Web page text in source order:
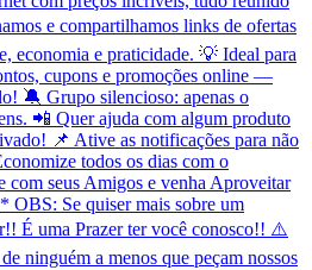
e compartilhamos links de ofertas
economia e praticidade. 💡 Ideal para
cupons e promoções online —
🔕 Grupo silencioso: apenas o
📲 Quer ajuda com algum produto
📌 Ative as notificações para não
todos os dias com o
seus Amigos e venha Aproveitar
OBS: Se quiser mais sobre um
É uma Prazer ter você conosco!! ⚠️
ninguém a menos que peçam nossos